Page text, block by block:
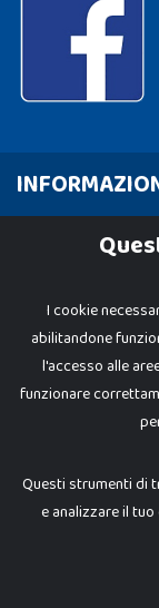
Cookie Policy
Dadi e Mattoncini è
I prezzi e le
I cookie
abilitandone
l'accesso alle
funzionare
Questi strumenti di
e analizzare il